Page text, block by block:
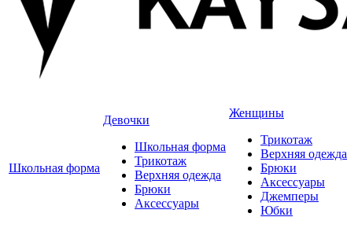
Школьная форма
Девочки
Школьная форма
Трикотаж
Верхняя одежда
Брюки
Аксессуары
Женщины
Трикотаж
Верхняя одежда
Брюки
Аксессуары
Джемперы
Юбки